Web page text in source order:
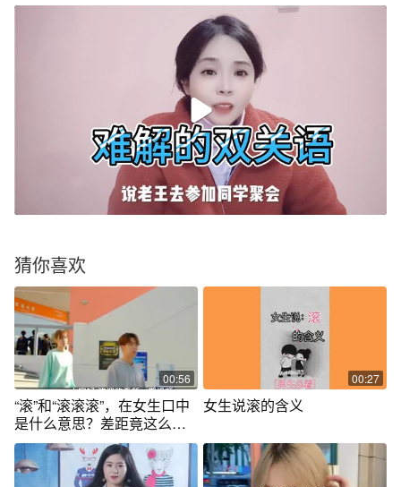
猜你喜欢
00:56
“滚”和“滚滚滚”，在女生口中
是什么意思？差距竟这么
大！
00:27
女生说滚的含义